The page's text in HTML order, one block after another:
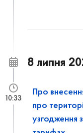
8 липня
Про
про
узгодження
10:33